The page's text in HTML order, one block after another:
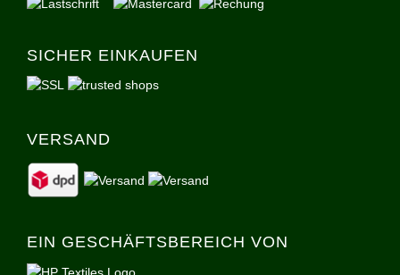
SICHER EINKAUFEN
VERSAND
EIN GESCHÄFTSBEREICH VON